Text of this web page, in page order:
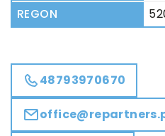
REGON
48793970670